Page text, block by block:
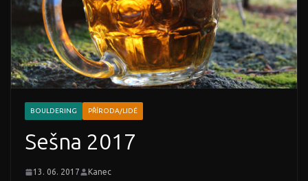
BOULDERING PŘÍRODA/LIDÉ
Sešna 2017
13. 06. 2017 Kanec